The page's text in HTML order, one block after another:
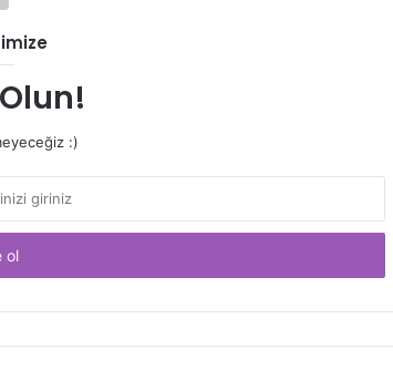
:)